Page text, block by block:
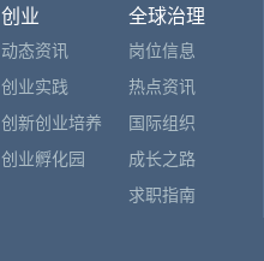
创业
动态资讯
创业实践
创新创业培养
创业孵化园
全球治理
岗位信息
热点资讯
国际组织
成长之路
求职指南